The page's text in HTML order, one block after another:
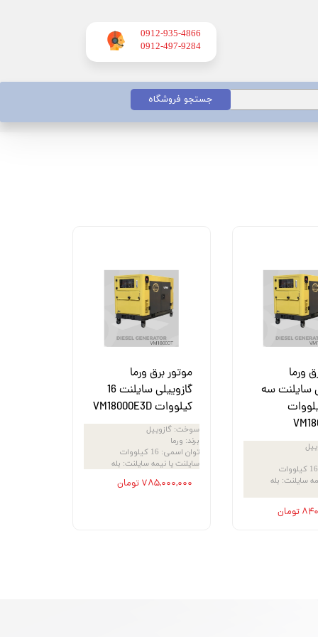
0912-935-4866
​​​​​​​0912-497-9284
جستجو فروشگاه
ورما
سایلنت سه
16 کیلووات
16 کیلووات
سایلنت: بله
موتور برق ورما
گازوییلی سایلنت 16
کیلووات VM18000E3D
سوخت:گازوییل
برند: ورما
توان اسمی: 16 کیلووات
سایلنت یا نیمه سایلنت: بله
۷۸۵,۰۰۰,۰۰۰ تومان